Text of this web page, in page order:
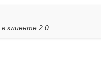
клиенте 2.0